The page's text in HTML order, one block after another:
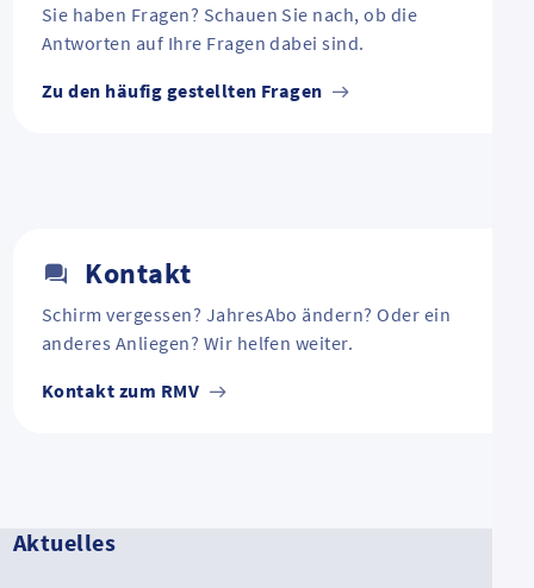
Sie haben Fragen? Schauen Sie nach, ob die
Antworten auf Ihre Fragen dabei sind.
Zu den häufig gestellten Fragen
Kontakt
Schirm vergessen? JahresAbo ändern? Oder ein
anderes Anliegen? Wir helfen weiter.
Kontakt zum RMV
Aktuelles